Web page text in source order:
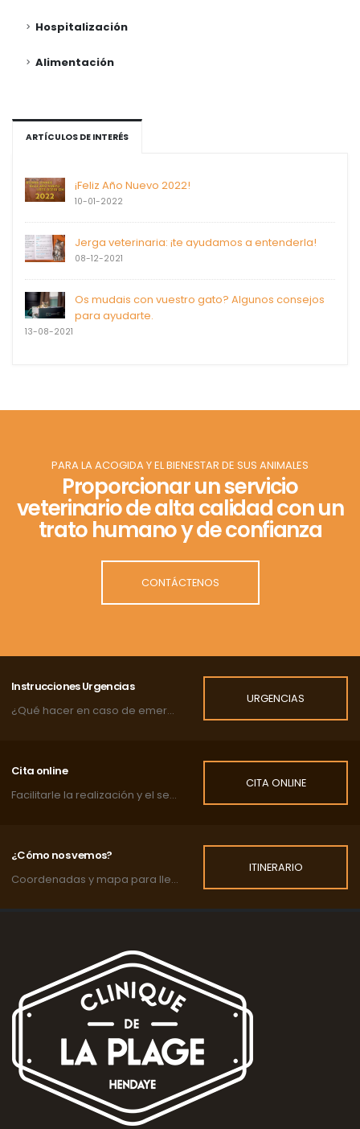
Hospitalización
Alimentación
ARTÍCULOS DE INTERÉS
¡Feliz Año Nuevo 2022!
10-01-2022
Jerga veterinaria: ¡te ayudamos a entenderla!
08-12-2021
Os mudais con vuestro gato? Algunos consejos
para ayudarte.
13-08-2021
PARA LA ACOGIDA Y EL BIENESTAR DE SUS ANIMALES
Proporcionar un servicio
veterinario de alta calidad con un
trato humano y de confianza
CONTÁCTENOS
Instrucciones Urgencias
¿Qué hacer en caso de emergencia?
URGENCIAS
Cita online
Facilitarle la realización y el seguimiento de las citas de su mascota.
CITA ONLINE
¿Cómo nos vemos?
Coordenadas y mapa para llegar a la clínica.
ITINERARIO